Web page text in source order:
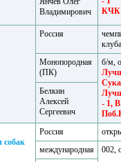
КЧК
Владимирович
Россия
клуба
Монопородная
(ПК)
б/м,
- 1,
Белкин
Алексей
Сергеевич
собак
Россия
международная
002,